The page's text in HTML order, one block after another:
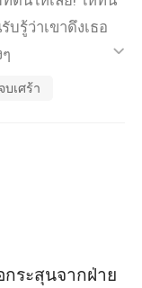
รู้ว่าเขาดึงเธอ
ic_default
จบเศร้า
กระสุนจากฝ่าย